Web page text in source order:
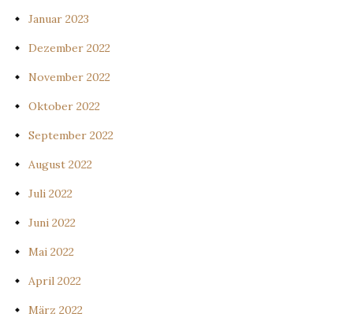
Januar 2023
Dezember 2022
November 2022
Oktober 2022
September 2022
August 2022
Juli 2022
Juni 2022
Mai 2022
April 2022
März 2022